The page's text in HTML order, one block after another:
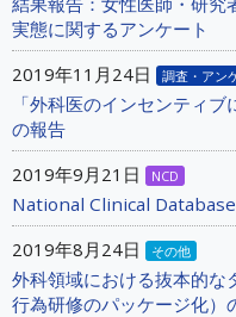
実態に関するアンケート
2019年11月24日
調査・アン
「外科医のインセンティ
の報告
2019年9月21日
NCD
National Clinical
2019年8月24日
その他
外科領域における抜本的な
行為研修のパッケージ化）